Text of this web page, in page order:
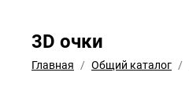
3D очки
Главная Общий каталог